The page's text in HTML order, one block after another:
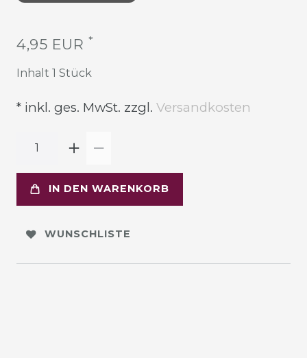
4,95 EUR *
Inhalt 1 Stück
* inkl. ges. MwSt. zzgl. Versandkosten
IN DEN WARENKORB
WUNSCHLISTE